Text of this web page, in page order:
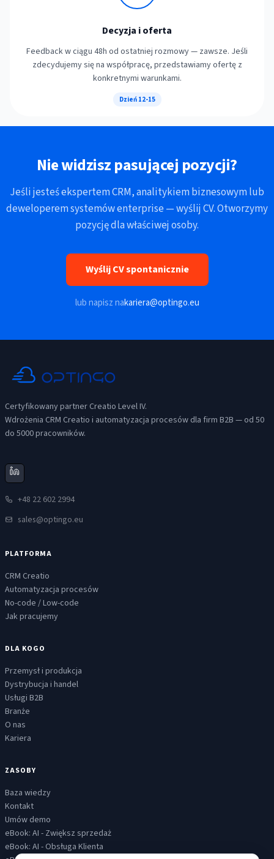
Decyzja i oferta
Feedback w ciągu 48h od ostatniej rozmowy — zawsze. Jeśli
zdecydujemy się na współpracę, przedstawiamy ofertę z
konkretnymi warunkami.
Dzień 12-15
Nie widzisz pasującej pozycji?
Jeśli jesteś ekspertem CRM, analitykiem biznesowym lub
deweloperem systemów enterprise — wyślij CV. Otworzymy
pozycję dla właściwej osoby.
Wyślij CV spontanicznie
lub napisz nakariera@optingo.eu
Certyfikowany partner Creatio Level IV.
Wdrożenia CRM Creatio i automatyzacja procesów dla firm B2B — od 50
do 5000 pracowników.
+48 22 602 2994
sales@optingo.eu
PLATFORMA
CRM Creatio
Automatyzacja procesów
No-code / Low-code
Jak pracujemy
DLA KOGO
Przemysł i produkcja
Dystrybucja i handel
Usługi B2B
Branże
O nas
Kariera
ZASOBY
Baza wiedzy
Kontakt
Umów demo
eBook: AI - Zwiększ sprzedaż
eBook: AI - Obsługa Klienta